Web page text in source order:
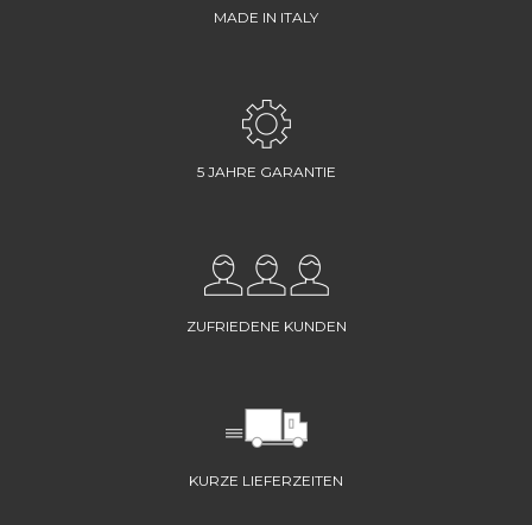
MADE IN ITALY
5 JAHRE GARANTIE
ZUFRIEDENE KUNDEN
KURZE LIEFERZEITEN